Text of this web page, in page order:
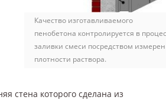
Качество изготавливаемого
пенобетона контролируется в
заливки смеси посредством
плотности раствора.
стена которого сделана из